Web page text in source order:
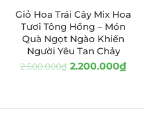
Giỏ Hoa Trái Cây Mix Hoa
Tươi Tông Hồng – Món
Quà Ngọt Ngào Khiến
Người Yêu Tan Chảy
2.500.000₫ 2.200.000₫